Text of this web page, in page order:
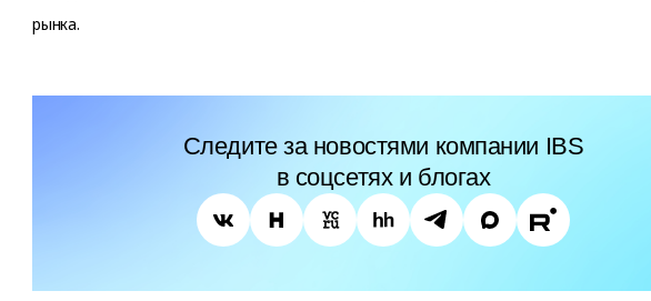
рынка.
Следите за новостями компании IBS
в соцсетях и блогах